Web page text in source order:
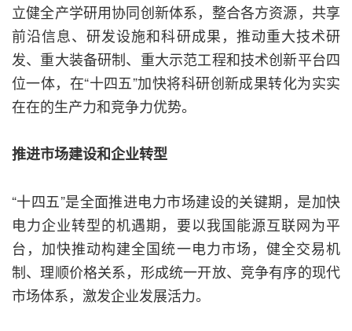
立健全产学研用协同创新体系，整合各方资源，共享
前沿信息、研发设施和科研成果，推动重大技术研
发、重大装备研制、重大示范工程和技术创新平台四
位一体，在“十四五”加快将科研创新成果转化为实实
在在的生产力和竞争力优势。
推进市场建设和企业转型
“十四五”是全面推进电力市场建设的关键期，是加快
电力企业转型的机遇期，要以我国能源互联网为平
台，加快推动构建全国统一电力市场，健全交易机
制、理顺价格关系，形成统一开放、竞争有序的现代
市场体系，激发企业发展活力。